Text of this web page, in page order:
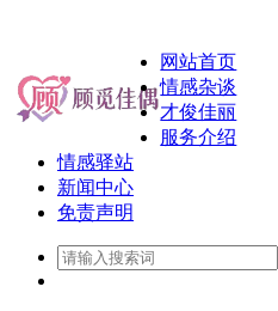
网站首页
情感杂谈
才俊佳丽
服务介绍
情感驿站
新闻中心
免责声明